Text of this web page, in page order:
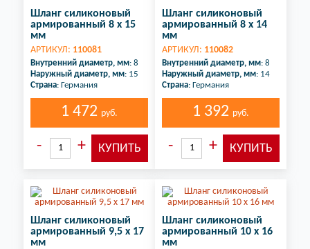
Шланг силиконовый
армированный 8 х 15
мм
АРТИКУЛ: 110081
Внутренний диаметр, мм: 8
Наружный диаметр, мм: 15
Страна: Германия
1 472 руб.
Шланг силиконовый
армированный 8 х 14
мм
АРТИКУЛ: 110082
Внутренний диаметр, мм: 8
Наружный диаметр, мм: 14
Страна: Германия
1 392 руб.
Шланг силиконовый
армированный 9,5 х 17
мм
Шланг силиконовый
армированный 10 х 16
мм